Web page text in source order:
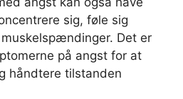
sig, føle sig
Det er
på angst for at
håndtere tilstanden